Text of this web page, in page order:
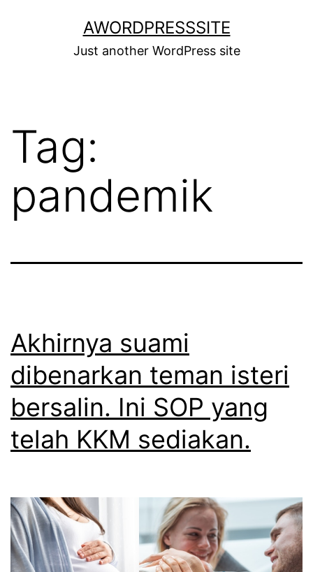
AWORDPRESSSITE
Just another WordPress site
Tag:
pandemik
Akhirnya suami
dibenarkan teman isteri
bersalin. Ini SOP yang
telah KKM sediakan.